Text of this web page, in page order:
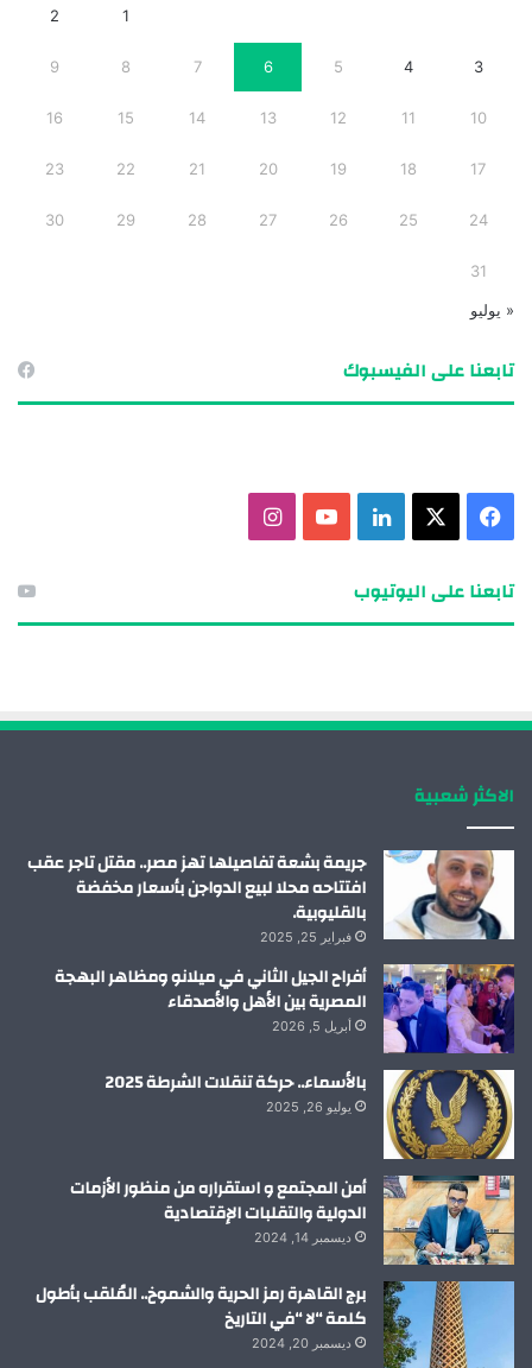
1
2
3
4
5
6
7
8
9
10
11
12
13
14
15
16
17
18
19
20
21
22
23
24
25
26
27
28
29
30
31
« يوليو
تابعنا على الفيسبوك
م
تابعنا على اليوتيوب
الاكثر شعبية
جريمة بشعة تفاصيلها تهز مصر.. مقتل تاجر عقب
افتتاحه محلا لبيع الدواجن بأسعار مخفضة
بالقليوبية.
فبراير 25, 2025
أفراح الجيل الثاني في ميلانو ومظاهر البهجة
المصرية بين الأهل والأصدقاء
أبريل 5, 2026
بالأسماء.. حركة تنقلات الشرطة 2025
يوليو 26, 2025
أمن المجتمع و استقراره من منظور الأزمات
الدولية والتقلبات الإقتصادية
ديسمبر 14, 2024
برج القاهرة رمز الحرية والشموخ.. المُلقب بأطول
كلمة “لا “في التاريخ
ديسمبر 20, 2024